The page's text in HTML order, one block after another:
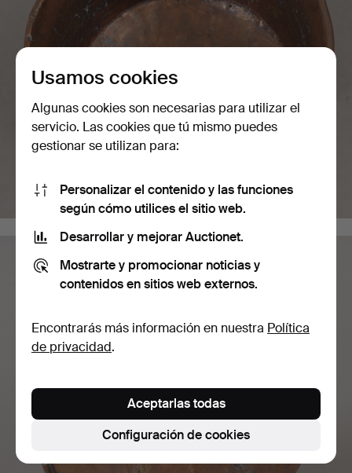
Usamos cookies
Algunas cookies son necesarias para utilizar el
servicio. Las cookies que tú mismo puedes
gestionar se utilizan para:
Personalizar el contenido y las funciones
según cómo utilices el sitio web.
Desarrollar y mejorar Auctionet.
Mostrarte y promocionar noticias y
contenidos en sitios web externos.
Encontrarás más información en nuestra Política
de privacidad.
Configuración de cookies
Aceptarlas todas